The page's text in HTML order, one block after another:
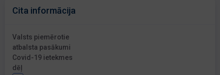
Cita informācija
Valsts piemērotie
atbalsta pasākumi
Covid-19 ietekmes
dēļ